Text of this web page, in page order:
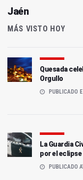
Jaén
MÁS VISTO HOY
Quesada
Orgullo
PUBLICADO
La Guardia
por el eclipse
PUBLICADO